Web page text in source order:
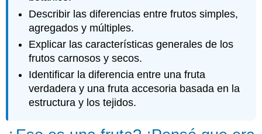
que
una
verdura!
Revisar
la
actividad
Partes
Describir las diferencias entre frutos simples,
agregados y múltiples.
Explicar las características generales de los
frutos carnosos y secos.
Identificar la diferencia entre una fruta
verdadera y una fruta accesoria basada en la
estructura y los tejidos.